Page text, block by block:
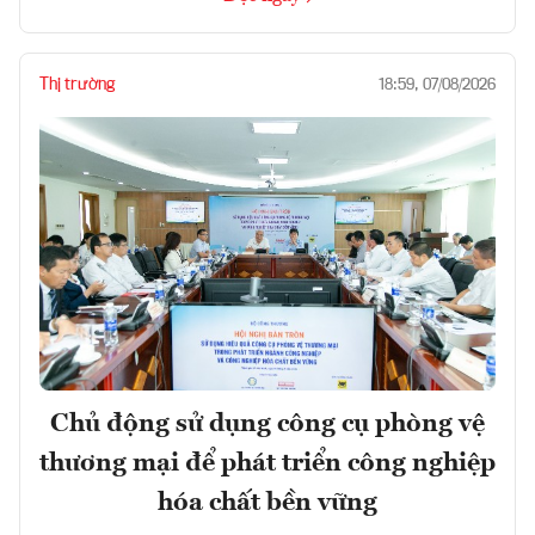
Thị trường 18:59, 07/08/2026
Chủ động sử dụng công cụ phòng vệ
thương mại để phát triển công nghiệp
hóa chất bền vững